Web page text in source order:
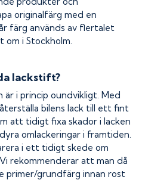
originalfärg med en
färg används av flertalet
om i Stockholm.
lackstift?
i princip oundvikligt. Med
bilens lack till ett fint
att tidigt fixa skador i lacken
omlackeringar i framtiden.
i ett tidigt skede om
rekommenderar att man då
primer/grundfärg innan rost